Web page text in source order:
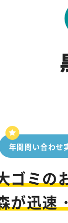
年間問い合わせ
ゴミの
が迅速